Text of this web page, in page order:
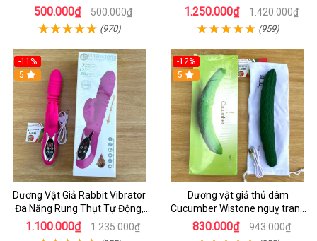
500.000₫ 500.000₫
(970)
Mềm Mịn, Rung Đa Tần Từ Xa
1.250.000₫ 1.420.000₫
(959)
-11%
5
Dương Vật Giả Rabbit Vibrator
Đa Năng Rung Thụt Tự Động,
Phát Nhiệt Ấm Nóng Kích Thích
1.100.000₫ 1.235.000₫
-12%
5
Dương vật giả thủ dâm
Cucumber Wistone nguỵ trang
hình quả dưa Leo
830.000₫ 943.000₫